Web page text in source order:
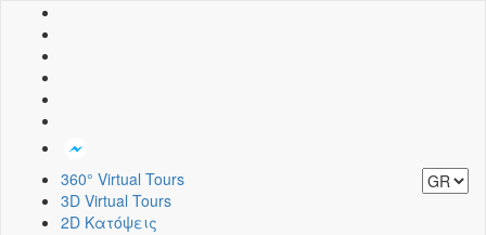
360° Virtual Tours
3D Virtual Tours
2D Κατόψεις